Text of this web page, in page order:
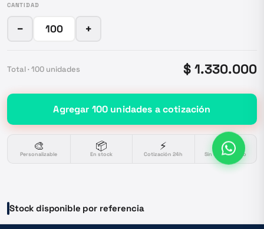
CANTIDAD
− +
Total · 100 unidades $ 1.330.000
Agregar 100 unidades a cotización
🎨
Personalizable
📦
En stock
⚡
Cotización 24h
🔒
Sin compromiso
Stock disponible por referencia